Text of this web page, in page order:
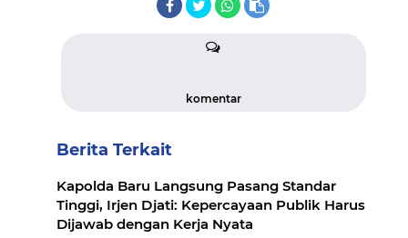
komentar
Berita Terkait
Kapolda Baru Langsung Pasang Standar
Tinggi, Irjen Djati: Kepercayaan Publik Harus
Dijawab dengan Kerja Nyata